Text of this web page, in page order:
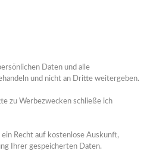
KUNDENAUFTRÄGE
Daten und alle
und nicht an Dritte weitergeben.
zu Werbezwecken schließe ich
ein Recht auf kostenlose Auskunft,
Ihrer gespeicherten Daten.